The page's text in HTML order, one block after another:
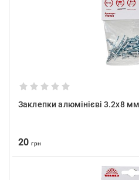
Заклепки алюмінієві 3.2x8
20грн